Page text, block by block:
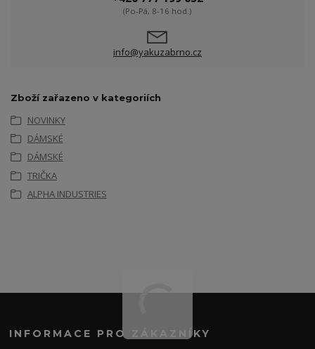
(Po-Pá, 8-16 hod.)
info@yakuzabrno.cz
Zboží zařazeno v kategoriích
NOVINKY
DÁMSKÉ
DÁMSKÉ
TRIČKA
ALPHA INDUSTRIES
INFORMACE PRO ZÁKAZNÍKY